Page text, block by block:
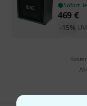
Sofort
469 €
-15%